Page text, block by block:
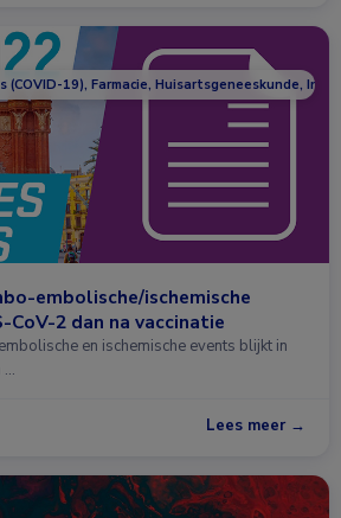
(COVID-19), Farmacie, Huisartsgeneeskunde,
embolische/ischemische
CoV-2 dan na vaccinatie
en ischemische events blijkt in
…
Lees meer →